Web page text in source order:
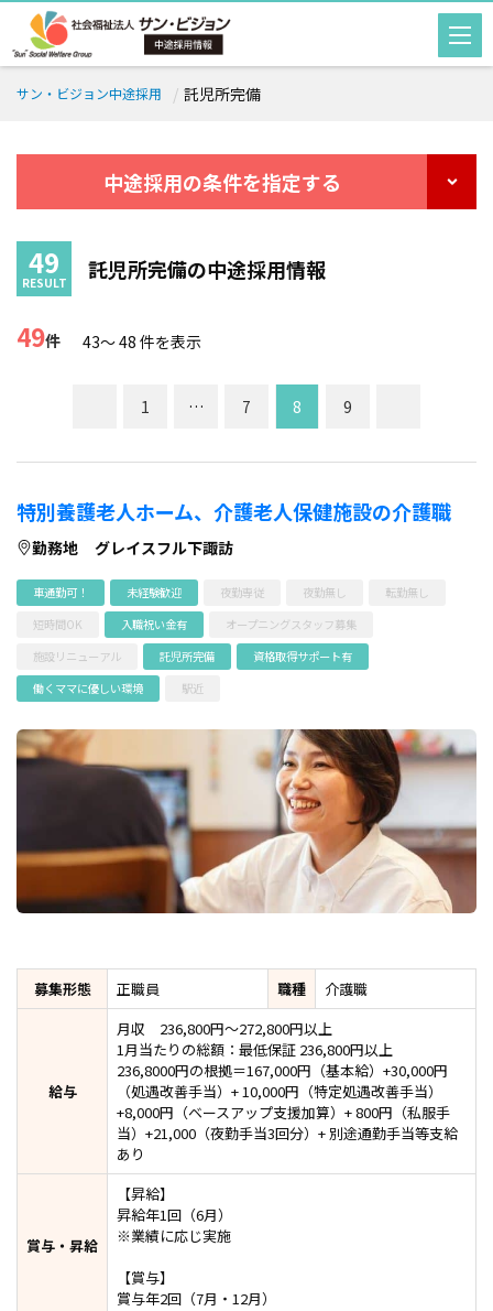
サン・ビジョン中途採用 託児所完備
中途採用の条件を指定する
託児所完備の中途採用情報
49件 43～ 48 件を表示
1 … 7 8 9
特別養護老人ホーム、介護老人保健施設の介護職
勤務地 グレイスフル下諏訪
車通勤可！ 未経験歓迎 夜勤専従 夜勤無し
転勤無し
短時間OK
入職祝い金有
オープニングスタッフ募集
施設リニューアル
託児所完備
資格取得サポート有
働くママに優しい環境
駅近
募集形態 正職員 職種 介護職
給与
月収 236,800円～272,800円以上
1月当たりの総額：最低保証 236,800円以上
236,8000円の根拠＝167,000円（基本給）+30,000円
（処遇改善⼿当）+ 10,000円（特定処遇改善手当）
+8,000円（ベースアップ支援加算）+ 800円（私服手
当）+21,000（夜勤⼿当3回分）+ 別途通勤⼿当等⽀給
あり
賞与・昇給
【昇給】
昇給年1回（6月）
※業績に応じ実施
【賞与】
賞与年2回（7月・12月）